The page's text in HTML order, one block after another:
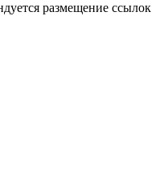
размещение ссылок